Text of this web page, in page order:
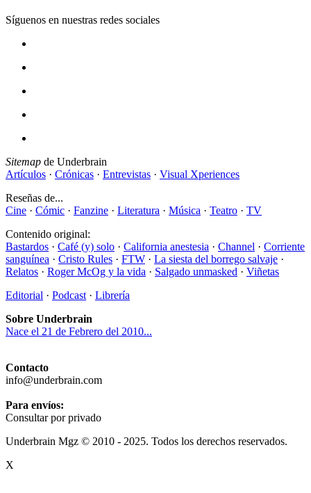
Síguenos en nuestras redes sociales
Sitemap de Underbrain
Artículos · Crónicas · Entrevistas · Visual Xperiences
Reseñas de...
Cine · Cómic · Fanzine · Literatura · Música · Teatro · TV
Contenido original:
Bastardos · Café (y) solo · California anestesia · Channel · Corriente
sanguínea · Cristo Rules · FTW · La siesta del borrego salvaje ·
Relatos · Roger McOg y la vida · Salgado unmasked · Viñetas
Editorial · Podcast· Librería
Sobre Underbrain
Nace el 21 de Febrero del 2010...
Contacto
info@underbrain.com
Para envíos:
Consultar por privado
Underbrain Mgz © 2010 - 2025. Todos los derechos reservados.
X